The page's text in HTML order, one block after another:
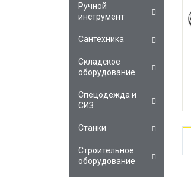
Ручной
инструмент
Сантехника
Складское
оборудование
Спецодежда и
СИЗ
Станки
Строительное
оборудование